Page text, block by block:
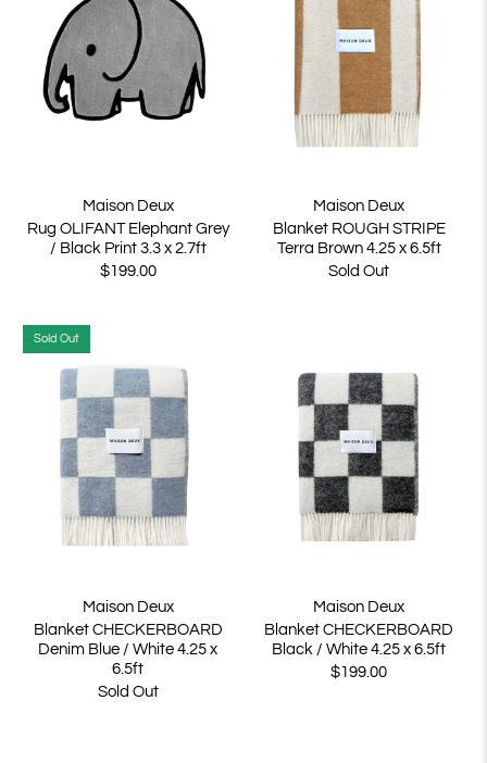
Maison Deux
Rug OLIFANT Elephant Grey
/ Black Print 3.3 x 2.7ft
$199.00
Maison Deux
Blanket ROUGH STRIPE
Terra Brown 4.25 x 6.5ft
Sold Out
Sold Out
Maison Deux
Blanket CHECKERBOARD
Denim Blue / White 4.25 x
6.5ft
Sold Out
Maison Deux
Blanket CHECKERBOARD
Black / White 4.25 x 6.5ft
$199.00